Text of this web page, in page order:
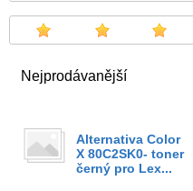
Nejprodávanější
Alternativa Color
X 80C2SK0- toner
černý pro Lex...